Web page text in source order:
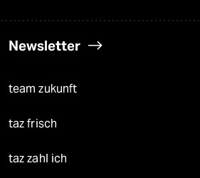
Newsletter
team zukunft
taz frisch
taz zahl ich